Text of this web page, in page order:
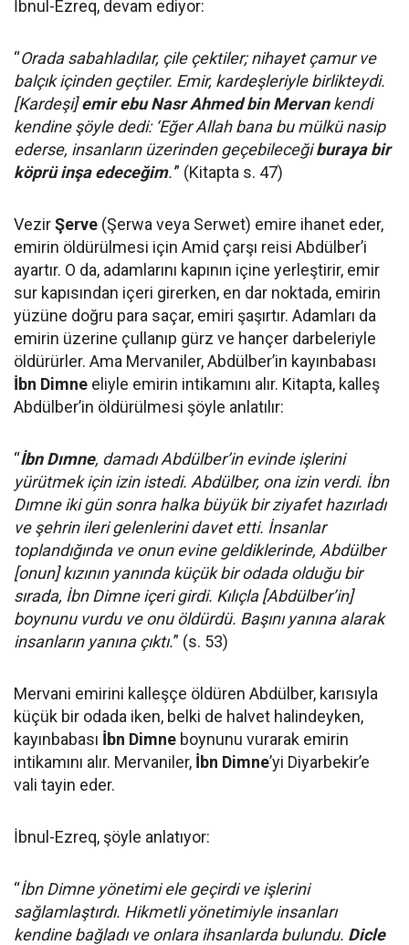
İbnul-Ezreq, devam ediyor:
“Orada sabahladılar, çile çektiler; nihayet çamur ve
balçık içinden geçtiler. Emir, kardeşleriyle birlikteydi.
[Kardeşi]emir ebu Nasr Ahmed bin Mervankendi
kendine şöyle dedi: ‘Eğer Allah bana bu mülkü nasip
ederse, insanların üzerinden geçebileceğiburaya bir
köprü inşa edeceğim.'” (Kitapta s. 47)
VezirŞerve (Şerwa veya Serwet) emire ihanet eder,
emirin öldürülmesi için Amid çarşı reisi Abdülber’i
ayartır. O da, adamlarını kapının içine yerleştirir, emir
sur kapısından içeri girerken, en dar noktada, emirin
yüzüne doğru para saçar, emiri şaşırtır. Adamları da
emirin üzerine çullanıp gürz ve hançer darbeleriyle
öldürürler. Ama Mervaniler, Abdülber’in kayınbabası
İbn Dimne eliyle emirin intikamını alır. Kitapta, kalleş
Abdülber’in öldürülmesi şöyle anlatılır:
“İbn Dımne, damadı Abdülber’in evinde işlerini
yürütmek için izin istedi. Abdülber, ona izin verdi. İbn
Dımne iki gün sonra halka büyük bir ziyafet hazırladı
ve şehrin ileri gelenlerini davet etti. İnsanlar
toplandığında ve onun evine geldiklerinde, Abdülber
[onun] kızının yanında küçük bir odada olduğu bir
sırada, İbn Dimne içeri girdi. Kılıçla [Abdülber’in]
boynunu vurdu ve onu öldürdü. Başını yanına alarak
insanların yanına çıktı.” (s. 53)
Mervani emirini kalleşçe öldüren Abdülber, karısıyla
küçük bir odada iken, belki de halvet halindeyken,
kayınbabası İbn Dimne boynunu vurarak emirin
intikamını alır. Mervaniler, İbn Dimne’yi Diyarbekir’e
vali tayin eder.
İbnul-Ezreq, şöyle anlatıyor:
“İbn Dimne yönetimi ele geçirdi ve işlerini
sağlamlaştırdı. Hikmetli yönetimiyle insanları
kendine bağladı ve onlara ihsanlarda bulundu. Dicle